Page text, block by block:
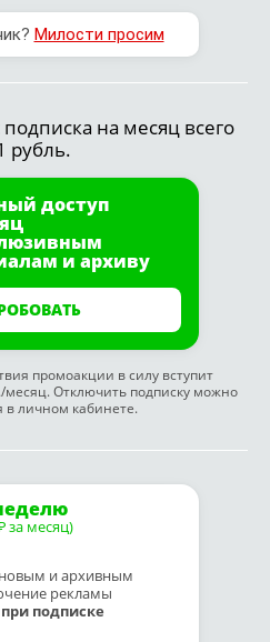
Милости просим
на месяц всего
рубль.
доступ
и архиву
промоакции в силу вступит
Отключить подписку можно
в личном кабинете.
за месяц)
и архивным
рекламы
при подписке